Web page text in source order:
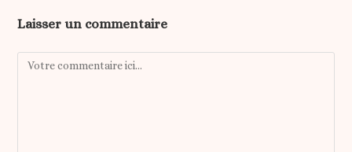
Laisser un commentaire
Comment